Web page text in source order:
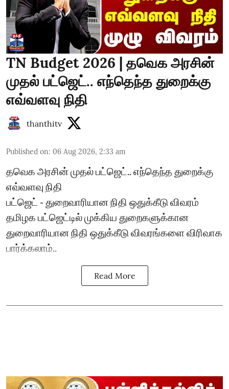
TN Budget 2026 | தவெக அரசின்
முதல் பட்ஜெட்.. எந்தெந்த துறைக்கு
எவ்வளவு நிதி
thanthitv
Published on: 06 Aug 2026, 2:33 am
தவெக அரசின் முதல் பட்ஜெட்.. எந்தெந்த துறைக்கு
எவ்வளவு நிதி
பட்ஜெட் - துறைவாரியான நிதி ஒதுக்கீடு விவரம்
தமிழக பட்ஜெட்டில் முக்கிய துறைகளுக்கான
துறைவாரியான நிதி ஒதுக்கீடு விவரங்களை விரிவாக
பார்க்கலாம்..
Read More